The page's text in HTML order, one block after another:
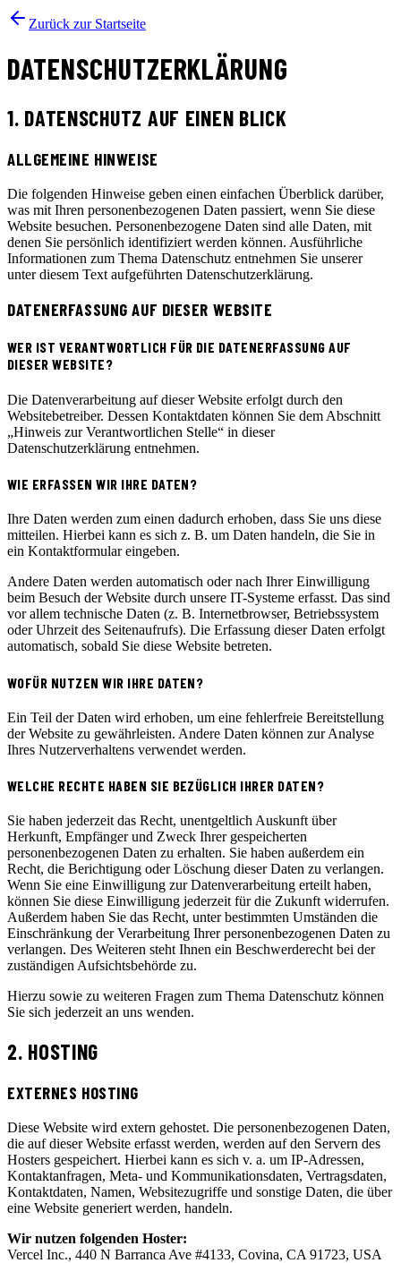
Zurück zur Startseite
DATENSCHUTZERKLÄRUNG
1. DATENSCHUTZ AUF EINEN BLICK
ALLGEMEINE HINWEISE
Die folgenden Hinweise geben einen einfachen Überblick darüber,
was mit Ihren personenbezogenen Daten passiert, wenn Sie diese
Website besuchen. Personenbezogene Daten sind alle Daten, mit
denen Sie persönlich identifiziert werden können. Ausführliche
Informationen zum Thema Datenschutz entnehmen Sie unserer
unter diesem Text aufgeführten Datenschutzerklärung.
DATENERFASSUNG AUF DIESER WEBSITE
WER IST VERANTWORTLICH FÜR DIE DATENERFASSUNG AUF
DIESER WEBSITE?
Die Datenverarbeitung auf dieser Website erfolgt durch den
Websitebetreiber. Dessen Kontaktdaten können Sie dem Abschnitt
„Hinweis zur Verantwortlichen Stelle“ in dieser
Datenschutzerklärung entnehmen.
WIE ERFASSEN WIR IHRE DATEN?
Ihre Daten werden zum einen dadurch erhoben, dass Sie uns diese
mitteilen. Hierbei kann es sich z. B. um Daten handeln, die Sie in
ein Kontaktformular eingeben.
Andere Daten werden automatisch oder nach Ihrer Einwilligung
beim Besuch der Website durch unsere IT-Systeme erfasst. Das sind
vor allem technische Daten (z. B. Internetbrowser, Betriebssystem
oder Uhrzeit des Seitenaufrufs). Die Erfassung dieser Daten erfolgt
automatisch, sobald Sie diese Website betreten.
WOFÜR NUTZEN WIR IHRE DATEN?
Ein Teil der Daten wird erhoben, um eine fehlerfreie Bereitstellung
der Website zu gewährleisten. Andere Daten können zur Analyse
Ihres Nutzerverhaltens verwendet werden.
WELCHE RECHTE HABEN SIE BEZÜGLICH IHRER DATEN?
Sie haben jederzeit das Recht, unentgeltlich Auskunft über
Herkunft, Empfänger und Zweck Ihrer gespeicherten
personenbezogenen Daten zu erhalten. Sie haben außerdem ein
Recht, die Berichtigung oder Löschung dieser Daten zu verlangen.
Wenn Sie eine Einwilligung zur Datenverarbeitung erteilt haben,
können Sie diese Einwilligung jederzeit für die Zukunft widerrufen.
Außerdem haben Sie das Recht, unter bestimmten Umständen die
Einschränkung der Verarbeitung Ihrer personenbezogenen Daten zu
verlangen. Des Weiteren steht Ihnen ein Beschwerderecht bei der
zuständigen Aufsichtsbehörde zu.
Hierzu sowie zu weiteren Fragen zum Thema Datenschutz können
Sie sich jederzeit an uns wenden.
2. HOSTING
EXTERNES HOSTING
Diese Website wird extern gehostet. Die personenbezogenen Daten,
die auf dieser Website erfasst werden, werden auf den Servern des
Hosters gespeichert. Hierbei kann es sich v. a. um IP-Adressen,
Kontaktanfragen, Meta- und Kommunikationsdaten, Vertragsdaten,
Kontaktdaten, Namen, Websitezugriffe und sonstige Daten, die über
eine Website generiert werden, handeln.
Wir nutzen folgenden Hoster:
Vercel Inc., 440 N Barranca Ave #4133, Covina, CA 91723, USA